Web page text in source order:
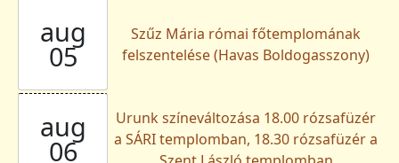
aug
05
Szűz Mária római főtemplomának
felszentelése (Havas Boldogasszony)
aug
06
Urunk színeváltozása 18.00 rózsafüzér
a SÁRI templomban, 18.30 rózsafüzér a